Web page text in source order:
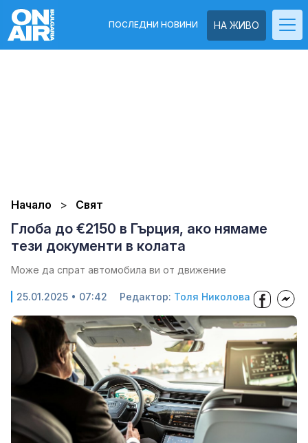
НА ЖИВО
ПОСЛЕДНИ НОВИНИ
Начало Свят
Глоба до €2150 в Гърция, ако нямаме
тези документи в колата
Може да спрат автомобила ви от движение
25.01.2025 • 07:42 Редактор: Толя Николова